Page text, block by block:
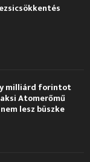
milliárd forintot
Atomerőmű
lesz büszke